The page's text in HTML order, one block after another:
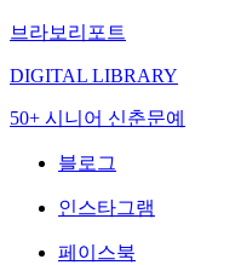
브라보리포트
DIGITAL LIBRARY
50+ 시니어 신춘문예
블로그
인스타그램
페이스북